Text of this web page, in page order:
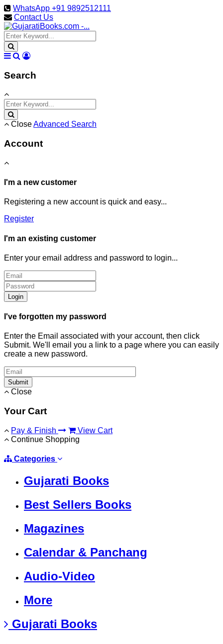
WhatsApp +91 9892512111
Contact Us
Search
CloseAdvanced Search
Account
I'm a new customer
Registering a new account is quick and easy...
Register
I'm an existing customer
Enter your email address and password to login...
Login
I've forgotten my password
Enter the Email associated with your account, then click
Submit. We'll email you a link to a page where you can easily
create a new password.
Submit
Close
Your Cart
Pay & Finish
View Cart
Continue Shopping
Categories
Gujarati Books
Best Sellers Books
Magazines
Calendar & Panchang
Audio-Video
More
Gujarati Books